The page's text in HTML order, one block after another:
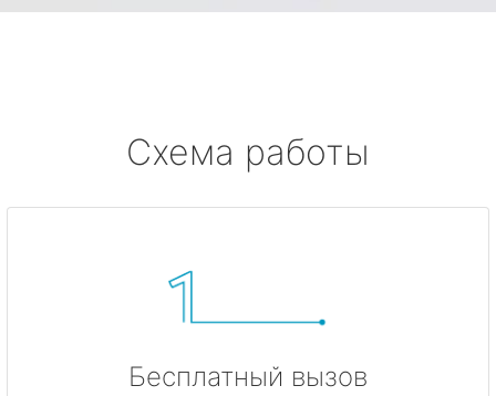
Схема работы
Бесплатный вызов